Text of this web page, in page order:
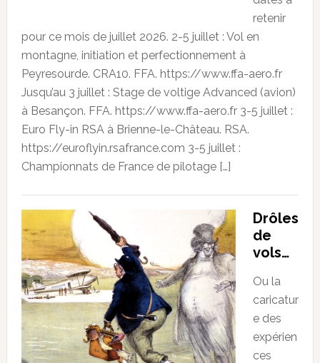
retenir
pour ce mois de juillet 2026. 2-5 juillet : Vol en
montagne, initiation et perfectionnement à
Peyresourde. CRA10. FFA. https://www.ffa-aero.fr
Jusqu’au 3 juillet : Stage de voltige Advanced (avion)
à Besançon. FFA. https://www.ffa-aero.fr 3-5 juillet :
Euro Fly-in RSA à Brienne-le-Château. RSA.
https://euroflyin.rsafrance.com 3-5 juillet :
Championnats de France de pilotage […]
Drôles
de
vols…
Ou la
caricatur
e des
expérien
ces